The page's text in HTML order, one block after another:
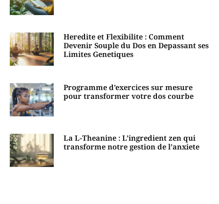
Heredite et Flexibilite : Comment
Devenir Souple du Dos en Depassant ses
Limites Genetiques
Programme d’exercices sur mesure
pour transformer votre dos courbe
La L-Theanine : L’ingredient zen qui
transforme notre gestion de l’anxiete